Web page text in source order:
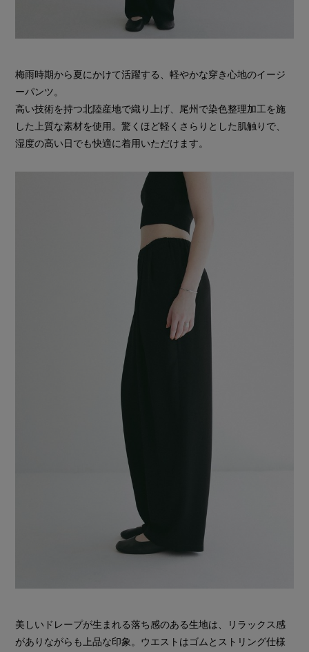
梅雨時期から夏にかけて活躍する、軽やかな穿き心地のイージ
ーパンツ。
高い技術を持つ北陸産地で織り上げ、尾州で染色整理加工を施
した上質な素材を使用。驚くほど軽くさらりとした肌触りで、
湿度の高い日でも快適に着用いただけます。
美しいドレープが生まれる落ち感のある生地は、リラックス感
がありながらも上品な印象。ウエストはゴムとストリング仕様